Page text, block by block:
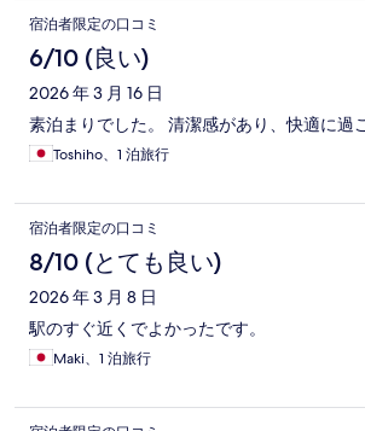
宿泊者限定の口コミ
6/10 (良い)
2026 年 3 月 16 日
素泊まりでした。 清潔感があり、快適に過
Toshiho、1 泊旅行
宿泊者限定の口コミ
8/10 (とても良い)
2026 年 3 月 8 日
駅のすぐ近くでよかったです。
Maki、1 泊旅行